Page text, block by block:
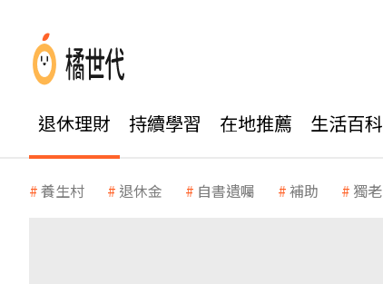
退休理財 持續學習 在地推薦 生活百科
養生村 退休金 自書遺囑 補助 獨老